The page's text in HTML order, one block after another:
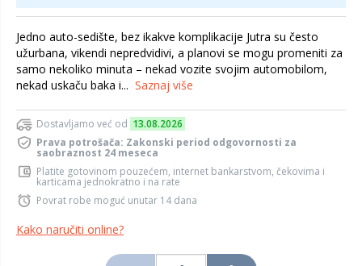
Jedno auto-sedište, bez ikakve komplikacije Jutra su često
užurbana, vikendi nepredvidivi, a planovi se mogu promeniti za
samo nekoliko minuta – nekad vozite svojim automobilom,
nekad uskaču baka i... Saznaj više
Dostavljamo već od 13.08.2026
Prava potrošača: Zakonski period odgovornosti za
saobraznost 24 meseca
Platite gotovinom pouzećem, internet bankarstvom, čekovima i
karticama jednokratno i na rate
Povrat robe moguć unutar 14 dana
Kako naručiti online?